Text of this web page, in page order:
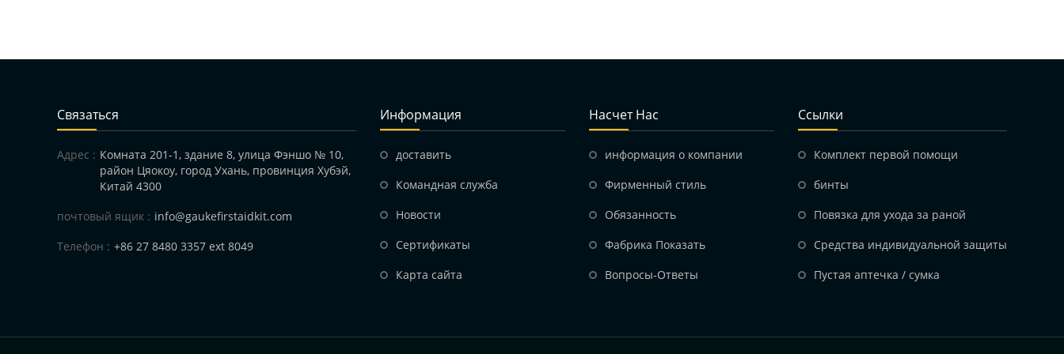
Cвязаться
Адрес : Комната 201-1, здание 8, улица Фэншо № 10,
район Цяокоу, город Ухань, провинция Хубэй,
Китай 4300
почтовый ящик : info@gaukefirstaidkit.com
Телефон : +86 27 8480 3357 ext 8049
Информация
доставить
Командная служба
Hовости
Сертификаты
Карта сайта
Насчет Нас
информация о компании
Фирменный стиль
Обязанность
Фабрика Показать
Вопросы-Ответы
Ссылки
Комплект первой помощи
бинты
Повязка для ухода за раной
Средства индивидуальной защиты
Пустая аптечка / сумка